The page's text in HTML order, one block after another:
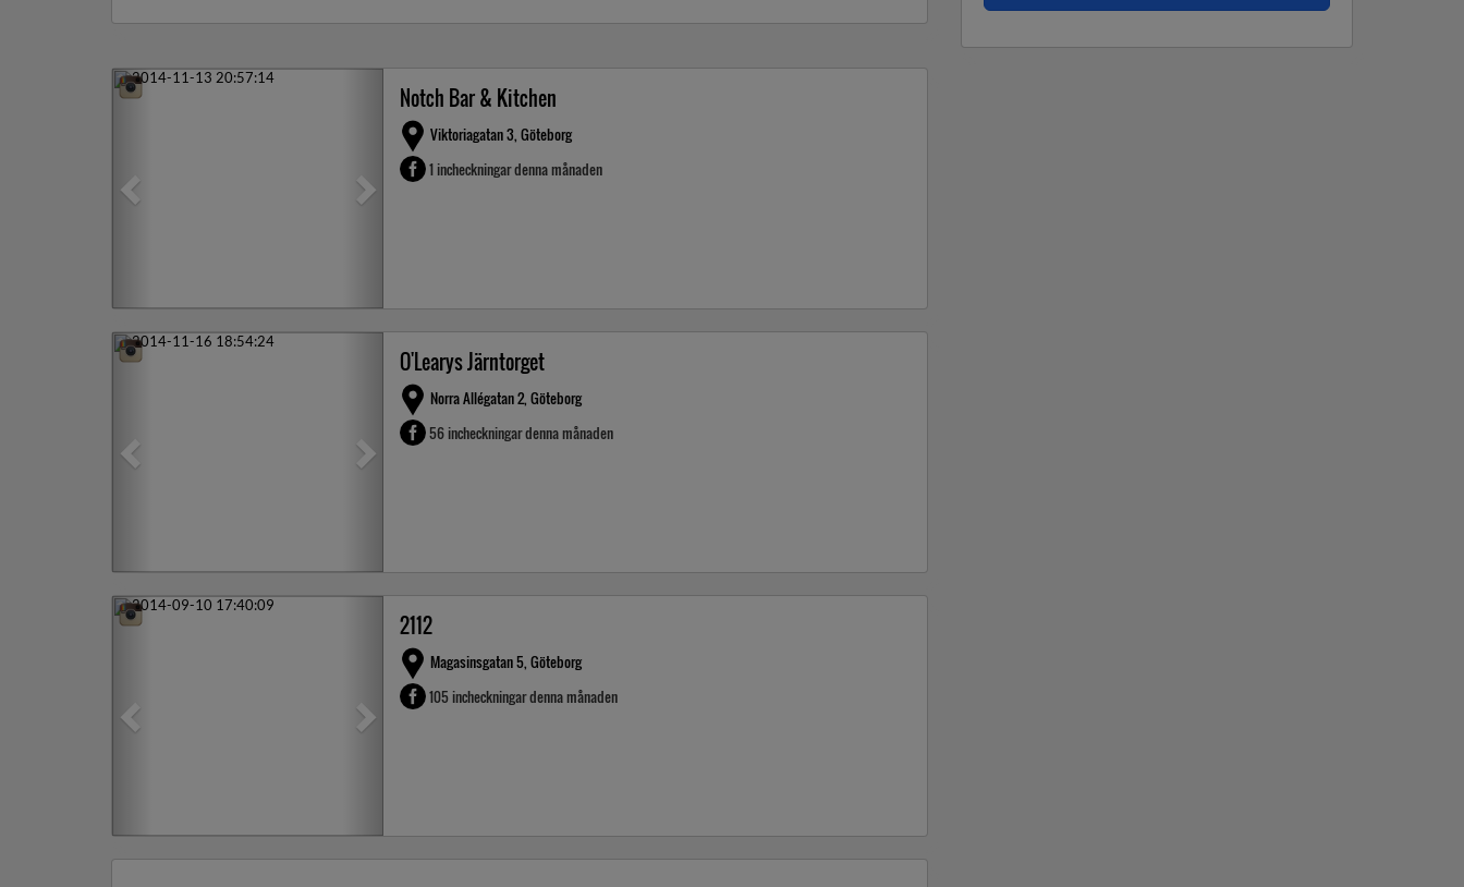
Previous Next
Notch Bar & Kitchen
Viktoriagatan 3, Göteborg
1 incheckningar denna månaden
Previous Next
O'Learys Järntorget
Norra Allégatan 2, Göteborg
56 incheckningar denna månaden
Previous Next
2112
Magasinsgatan 5, Göteborg
105 incheckningar denna månaden